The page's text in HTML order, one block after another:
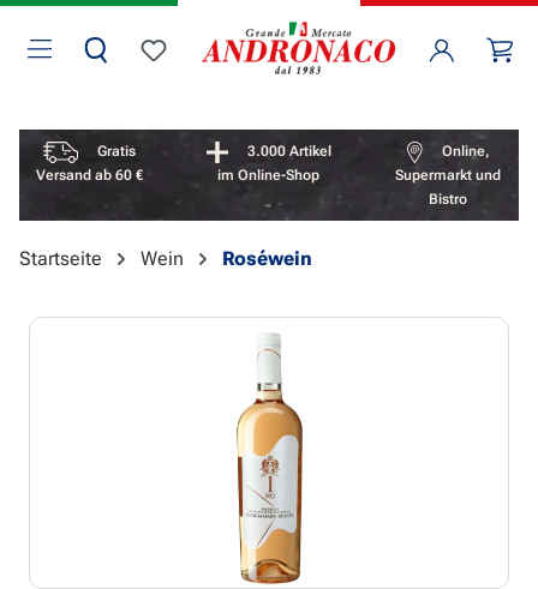
Zum Hauptinhalt springen
Du hast 0 Produkte auf dem Merkzettel
Vorteile überspringen
Gratis
Versand ab 60 €
3.000 Artikel
im Online-Shop
Online,
Supermarkt und
Bistro
Startseite Wein Roséwein
Bildergalerie überspringen